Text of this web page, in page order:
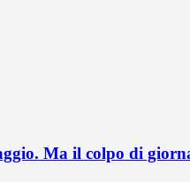
Ma il colpo di